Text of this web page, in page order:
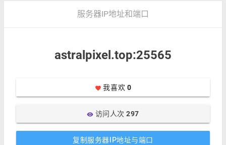
服务器IP地址和端口
astralpixel.top:25565
favorite 我喜欢 0
visibility访问人次297
复制服务器IP地址与端口